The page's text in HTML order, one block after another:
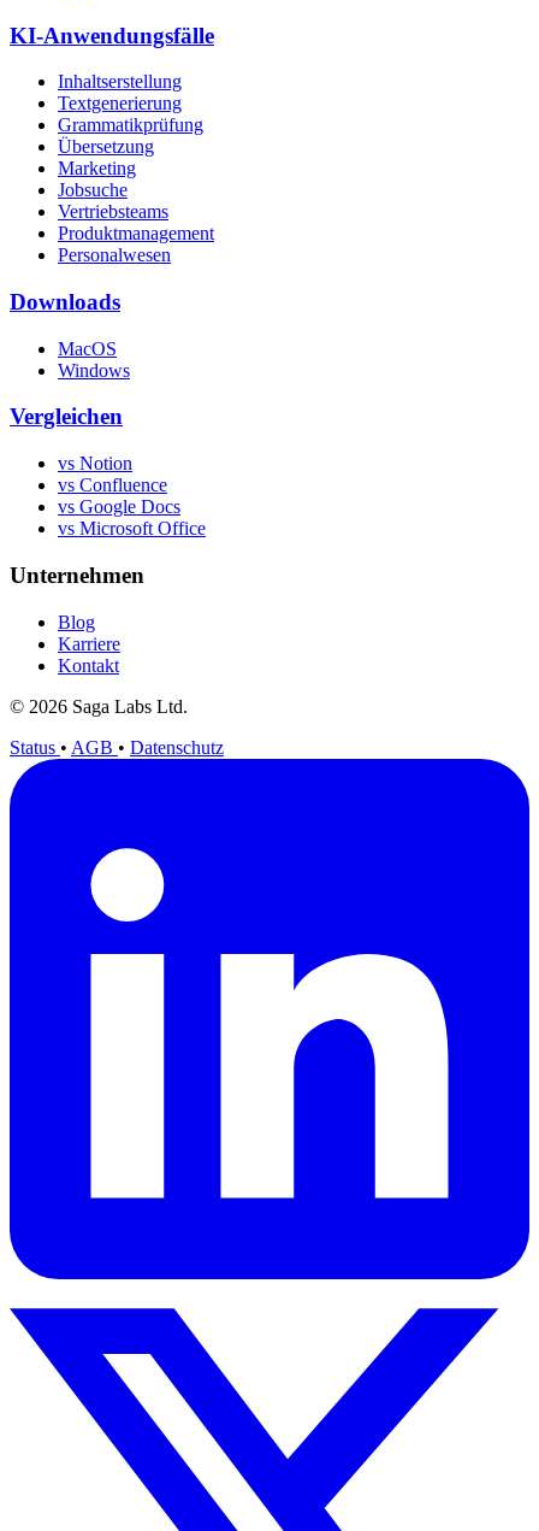
KI-Anwendungsfälle
Inhaltserstellung
Textgenerierung
Grammatikprüfung
Übersetzung
Marketing
Jobsuche
Vertriebsteams
Produktmanagement
Personalwesen
Downloads
MacOS
Windows
Vergleichen
vs Notion
vs Confluence
vs Google Docs
vs Microsoft Office
Unternehmen
Blog
Karriere
Kontakt
© 2026 Saga Labs Ltd.
Status • AGB • Datenschutz